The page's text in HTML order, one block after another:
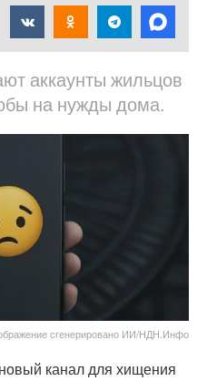
аккаунты жильцов
на нужды дома.
сгенерировано ИИ/НДН.Инфо
канал для хищения